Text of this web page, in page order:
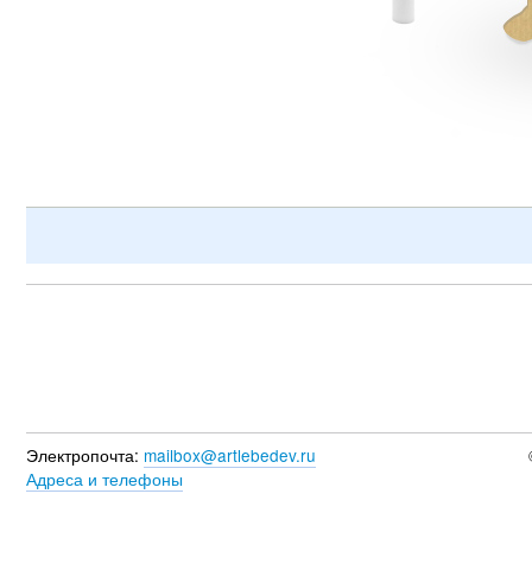
Электропочта: mailbox@artlebedev.ru
Адреса и телефоны